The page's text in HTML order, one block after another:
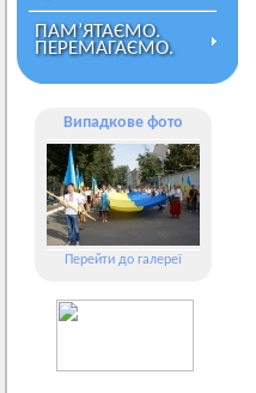
ПАМ’ЯТАЄМО.
ПЕРЕМАГАЄМО.
Випадкове фото
Перейти до галереї